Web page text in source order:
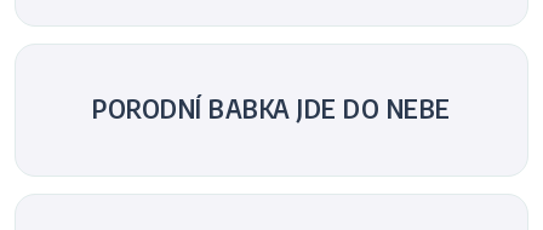
PORODNÍ BABKA JDE DO NEBE